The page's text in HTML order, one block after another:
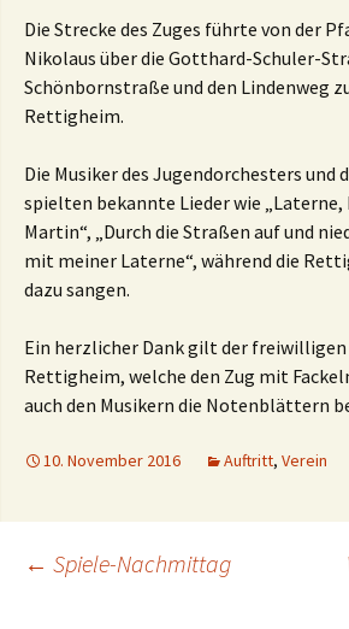
Die Strecke des Zuges führte von der
Nikolaus über die Gotthard-Schuler-
Schönbornstraße und den Lindenweg
Rettigheim.
Die Musiker des Jugendorchesters und
spielten bekannte Lieder wie „Laterne,
Martin“, „Durch die Straßen auf und
mit meiner Laterne“, während die
dazu sangen.
Ein herzlicher Dank gilt der freiwilligen
Rettigheim, welche den Zug mit
auch den Musikern die Notenblättern
10. November 2016 Auftritt, Verein
← Spiele-Nachmittag